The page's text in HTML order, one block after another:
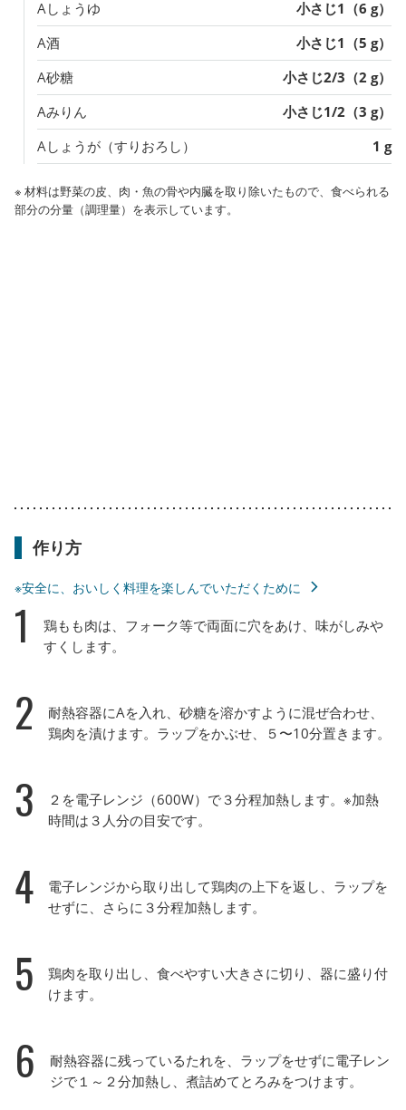
Aしょうゆ
小さじ1（6 g）
A酒
小さじ1（5 g）
A砂糖
小さじ2/3（2 g）
Aみりん
小さじ1/2（3 g）
Aしょうが（すりおろし）
1 g
※ 材料は野菜の皮、肉・魚の骨や内臓を取り除いたもので、食べられる
部分の分量（調理量）を表示しています。
作り方
※安全に、おいしく料理を楽しんでいただくために
1
鶏もも肉は、フォーク等で両面に穴をあけ、味がしみや
すくします。
2
耐熱容器にAを入れ、砂糖を溶かすように混ぜ合わせ、
鶏肉を漬けます。ラップをかぶせ、５〜10分置きます。
3
２を電子レンジ（600W）で３分程加熱します。※加熱
時間は３人分の目安です。
4
電子レンジから取り出して鶏肉の上下を返し、ラップを
せずに、さらに３分程加熱します。
5
鶏肉を取り出し、食べやすい大きさに切り、器に盛り付
けます。
6
耐熱容器に残っているたれを、ラップをせずに電子レン
ジで１～２分加熱し、煮詰めてとろみをつけます。